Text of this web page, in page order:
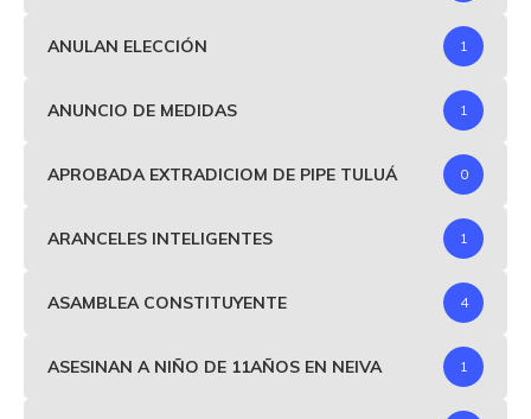
ANULAN ELECCIÓN 1
ANUNCIO DE MEDIDAS 1
APROBADA EXTRADICIOM DE PIPE TULUÁ 0
ARANCELES INTELIGENTES 1
ASAMBLEA CONSTITUYENTE 4
ASESINAN A NIÑO DE 11AÑOS EN NEIVA 1